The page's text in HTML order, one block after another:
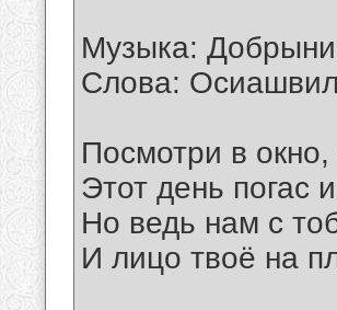
Музыка:
Слова:
Посмотpи в окно,
Этот день погас
Hо ведь нам с
И лицо твоё на